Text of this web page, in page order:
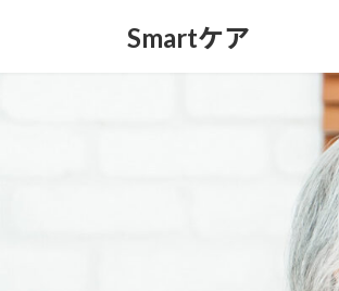
Smartケア